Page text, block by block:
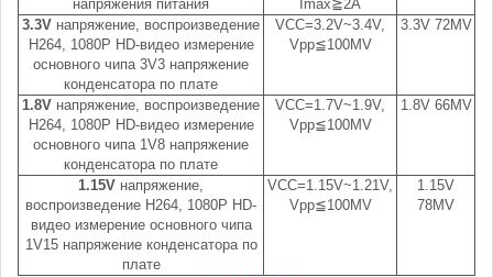
напряжения питания
Imax≧2A
3.3V напряжение, воспроизведение
H264, 1080P HD-видео измерение
основного чипа 3V3 напряжение
конденсатора по плате
VCC=3.2V~3.4V,
Vpp≦100MV
3.3V 72MV
1.8V напряжение, воспроизведение
H264, 1080P HD-видео измерение
основного чипа 1V8 напряжение
конденсатора по плате
VCC=1.7V~1.9V,
Vpp≦100MV
1.8V 66MV
1.15V напряжение,
воспроизведение H264, 1080P HD-
видео измерение основного чипа
1V15 напряжение конденсатора по
плате
VCC=1.15V~1.21V,
Vpp≦100MV
1.15V
78MV